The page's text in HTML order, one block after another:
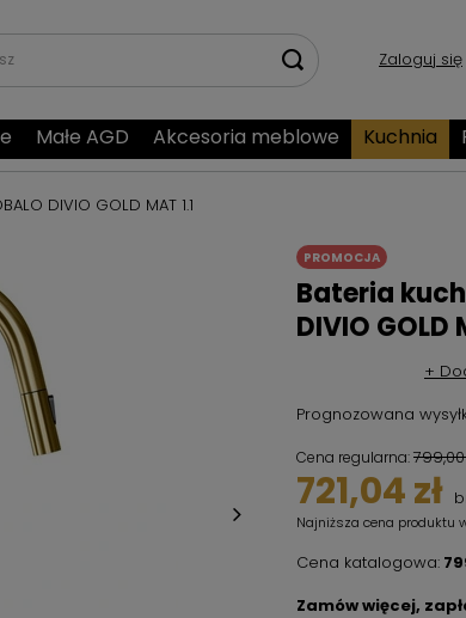
Zaloguj się
Małe AGD Akcesoria meblowe Kuchnia
DIVIO GOLD MAT 1.1
PROMOCJA
Bateria
DIVIO GOLD
+
Prognozowana
Cena regularna:799,00
721,04 zł
Najniższa cena produktu
Cena katalogowa:
Zamów więcej,